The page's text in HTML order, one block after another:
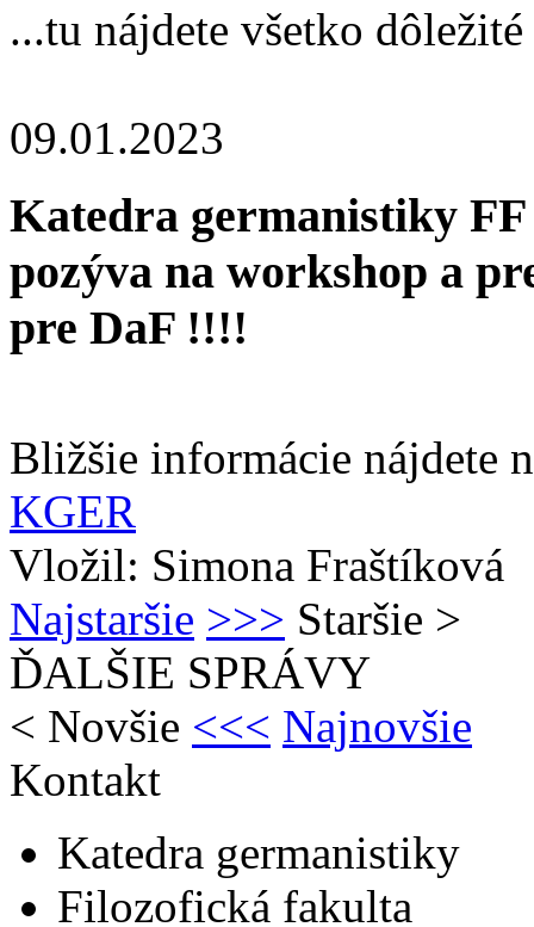
...tu nájdete všetko
09.01.2023
Katedra germanistiky
pozýva na workshop a
pre DaF !!!!
Bližšie informácie nájdete
KGER
Vložil: Simona Fraštíková
Najstaršie >>> Staršie >
ĎALŠIE SPRÁVY
< Novšie <<< Najnovšie
Kontakt
Katedra germanistiky
Filozofická fakulta